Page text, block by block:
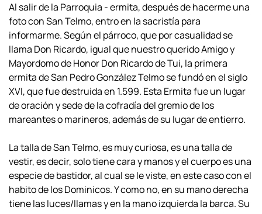
Al salir de la Parroquia - ermita, después de hacerme una
foto con San Telmo, entro en la sacristía para
informarme. Según el párroco, que por casualidad se
llama Don Ricardo, igual que nuestro querido Amigo y
Mayordomo de Honor Don Ricardo de Tui, la primera
ermita de San Pedro González Telmo se fundó en el siglo
XVI, que fue destruida en 1.599. Esta Ermita fue un lugar
de oración y sede de la cofradía del gremio de los
mareantes o marineros, además de su lugar de entierro.
La talla de San Telmo, es muy curiosa, es una talla de
vestir, es decir, solo tiene cara y manos y el cuerpo es una
especie de bastidor, al cual se le viste, en este caso con el
habito de los Dominicos. Y como no, en su mano derecha
tiene las luces/llamas y en la mano izquierda la barca. Su